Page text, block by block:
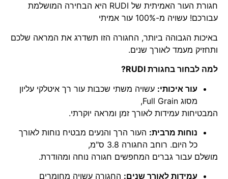
חגורת העור האמיתית של RUDI היא הבחירה המושלמת
עבורכם! עשויה מ-100% עור אמיתי
באיכות הגבוהה ביותר, החגורה הזו תשדרג את המראה שלכם
ותחזיק מעמד לאורך שנים.
למה לבחור בחגורת RUDI?
עור איכותי: עשויה משתי שכבות עור רך איטלקי עליון
מסוג Full Grain,
המבטיחות עמידות לאורך זמן ומראה יוקרתי.
נוחות מרבית: העור הרך והנעים מבטיח נוחות לאורך
כל היום. רוחב החגורה 3.8 ס"מ,
מושלם עבור גברים המחפשים חגורה נוחה ומהודרת.
עמידות לאורך שנים: החגורה עשויה מחומרים